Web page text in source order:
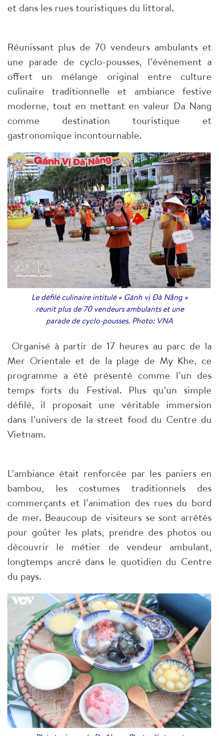
et dans les rues touristiques du littoral.
Réunissant plus de 70 vendeurs ambulants et
une parade de cyclo-pousses, l’événement a
offert un mélange original entre culture
culinaire traditionnelle et ambiance festive
moderne, tout en mettant en valeur Da Nang
comme destination touristique et
gastronomique incontournable.
Le défilé culinaire intitulé « Gánh vị Đà Nẵng »
réunit plus de 70 vendeurs ambulants et une
parade de cyclo-pousses. Photo: VNA
Organisé à partir de 17 heures au parc de la
Mer Orientale et de la plage de My Khe, ce
programme a été présenté comme l’un des
temps forts du Festival. Plus qu’un simple
défilé, il proposait une véritable immersion
dans l’univers de la street food du Centre du
Vietnam.
L’ambiance était renforcée par les paniers en
bambou, les costumes traditionnels des
commerçants et l’animation des rues du bord
de mer. Beaucoup de visiteurs se sont arrêtés
pour goûter les plats, prendre des photos ou
découvrir le métier de vendeur ambulant,
longtemps ancré dans le quotidien du Centre
du pays.